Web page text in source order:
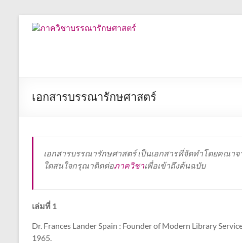
ภาค
คณะ
เอกสารบรรณารักษศาสตร์
เอกสารบรรณารักษศาสตร์ เป็นเอกสารที่จัดทำโดยคณ
ใดสนใจกรุณาติดต่อภาควิชาเพื่อเข้าถึงต้นฉบับ
เล่มที่ 1
Dr. Frances Lander Spain : Founder of Modern Library
1965.